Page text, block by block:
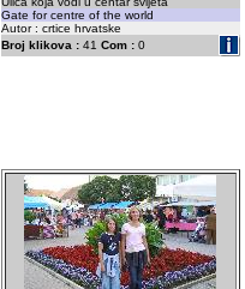
Gate for centre of the world
Autor : crtice hrvatske
Broj klikova :41 Com :0